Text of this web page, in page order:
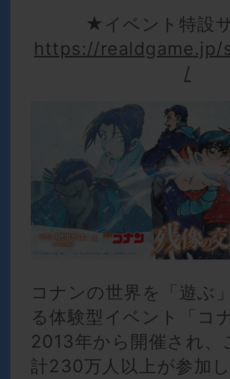
★イベント特設
https://realdgame.jp/
/
コナンの世界を「遊ぶ
る体験型イベント「コ
2013年から開催され、
計230万人以上が参加